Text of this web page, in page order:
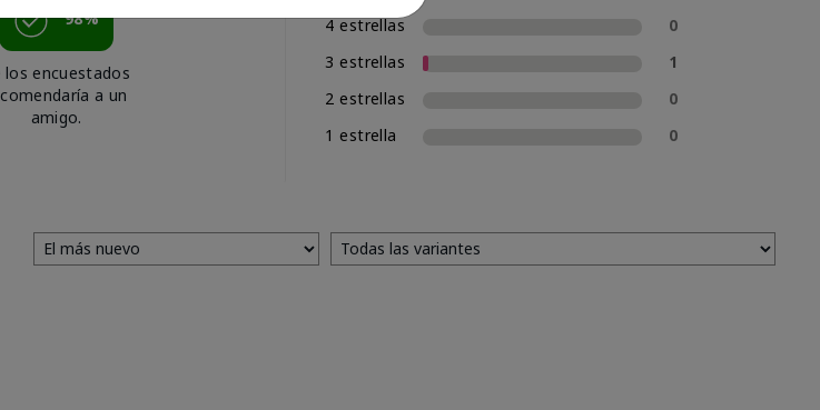
98%
los encuestados
a un
amigo.
4 estrellas
0
3 estrellas
1
2 estrellas
0
1 estrella
0